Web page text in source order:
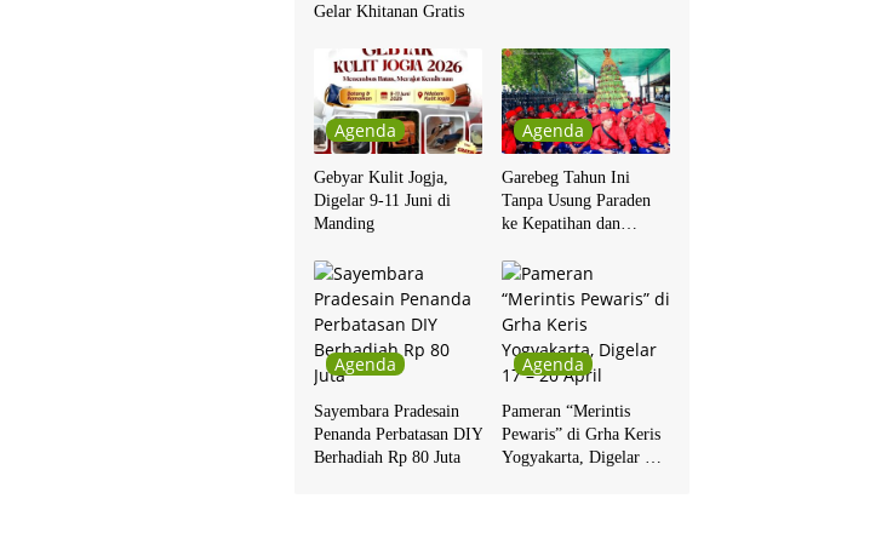
Gelar Khitanan Gratis
Agenda
Gebyar Kulit Jogja,
Digelar 9-11 Juni di
Manding
Agenda
Garebeg Tahun Ini
Tanpa Usung Paraden
ke Kepatihan dan
Agenda
Sayembara Pradesain
Penanda Perbatasan DIY
Berhadiah Rp 80 Juta
Agenda
Pameran “Merintis
Pewaris” di Grha Keris
Yogyakarta, Digelar 17